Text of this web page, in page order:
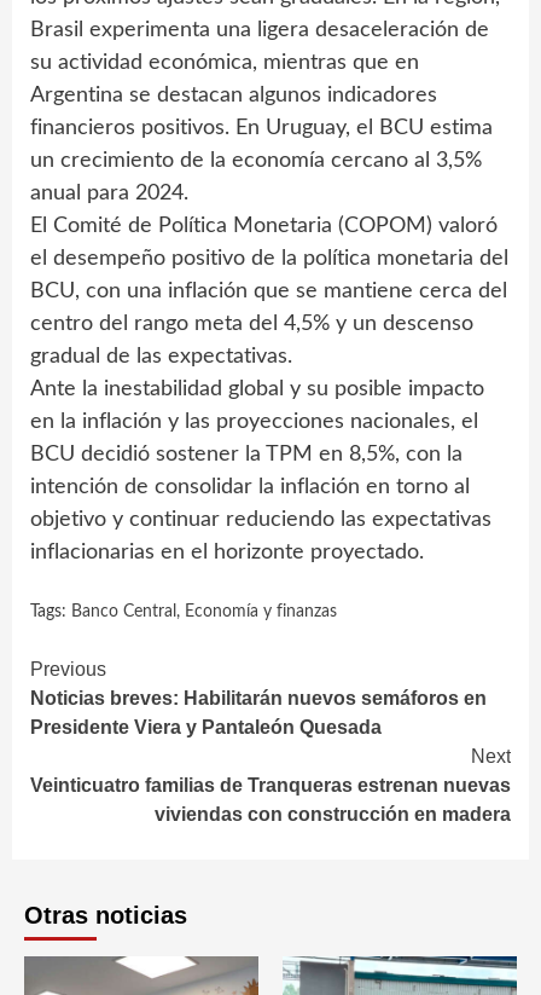
Brasil experimenta una ligera desaceleración de
su actividad económica, mientras que en
Argentina se destacan algunos indicadores
financieros positivos. En Uruguay, el BCU estima
un crecimiento de la economía cercano al 3,5%
anual para 2024.
El Comité de Política Monetaria (COPOM) valoró
el desempeño positivo de la política monetaria del
BCU, con una inflación que se mantiene cerca del
centro del rango meta del 4,5% y un descenso
gradual de las expectativas.
Ante la inestabilidad global y su posible impacto
en la inflación y las proyecciones nacionales, el
BCU decidió sostener la TPM en 8,5%, con la
intención de consolidar la inflación en torno al
objetivo y continuar reduciendo las expectativas
inflacionarias en el horizonte proyectado.
Tags: Banco Central , Economía y finanzas
Continue
Reading
Previous
Noticias breves: Habilitarán nuevos semáforos en
Presidente Viera y Pantaleón Quesada
Next
Veinticuatro familias de Tranqueras estrenan nuevas
viviendas con construcción en madera
Otras noticias